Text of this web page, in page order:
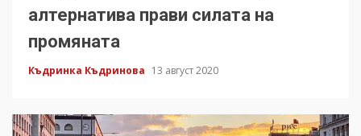
алтернатива прави силата на
промяната
Къдринка Къдринова 13 август 2020